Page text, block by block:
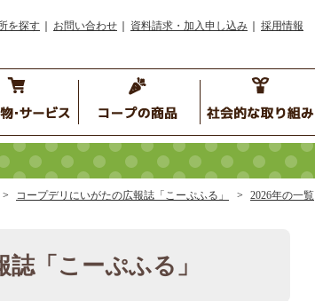
を探す お問い合わせ 資料請求・加入申し込み 採用情報
コープデリにいがたの広報誌「こーぷふる」 2026年の一覧
「こーぷふる」